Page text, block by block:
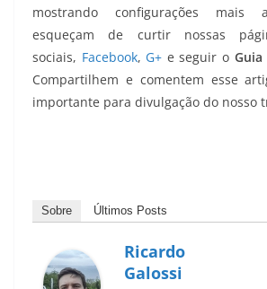
mostrando configurações mais
esqueçam de curtir nossas
sociais, Facebook, G+ e seguir o
Compartilhem e comentem esse
importante para divulgação do nosso
Sobre Últimos Posts
Ricardo
Galossi